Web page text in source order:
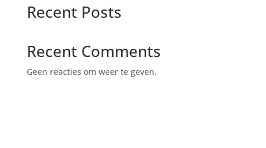
Recent Posts
Recent Comments
Geen reacties om weer te geven.